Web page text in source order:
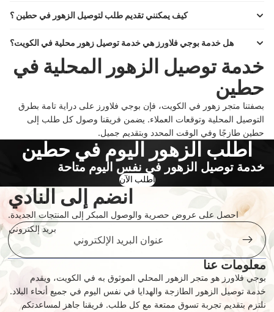
كيف يمكنني تقديم طلب لتوصيل الزهور في حطين ؟
هل خدمة بوجي فلاورز هي خدمة توصيل زهور محلية في الكويت؟
خدمة توصيل الزهور المحلية في
حطين
بصفتنا متجر زهور في الكويت، فإن بوجي فلاورز على دراية تامة بطرق
التوصيل المحلية وتوقعات العملاء. يضمن فريقنا وصول كل طلب إلى
حطين طازجًا وفي الوقت المحدد وبتقديم جميل.
اطلب الزهور اليوم في حطين
خدمة توصيل الزهور في نفس اليوم متاحة
اطلب الآن
انضم إلى النادي
احصل على عروض حصرية والوصول المبكر إلى المنتجات الجديدة.
بريد إلكتروني
معلومات عنا
بوجي فلاورز هو متجر الزهور المحلي الموثوق به في الكويت، ويقدم
خدمة توصيل الزهور الطازجة والهدايا في نفس اليوم في جميع أنحاء البلاد.
نلتزم بتقديم تجربة تسوق ممتعة مع كل طلب. فريقنا جاهز لمساعدتكم
سياسة الخصوصية
سياسة الاسترجاع